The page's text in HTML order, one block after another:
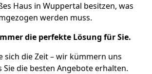
Haus in Wuppertal besitzen, was
werden muss.
die perfekte Lösung für Sie.
sich die Zeit – wir kümmern uns
Sie die besten Angebote erhalten.